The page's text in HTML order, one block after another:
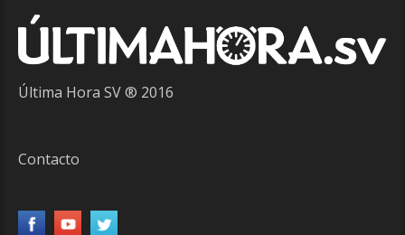
Última Hora SV ® 2016
Contacto